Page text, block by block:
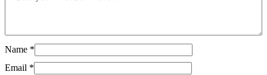
Name *
Email *